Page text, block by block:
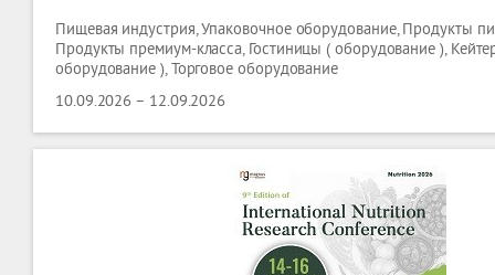
Пищевая индустрия, Упаковочное оборудование, Продукты
Продукты премиум-класса, Гостиницы ( оборудование ),
оборудование ), Торговое оборудование
10.09.2026 – 12.09.2026